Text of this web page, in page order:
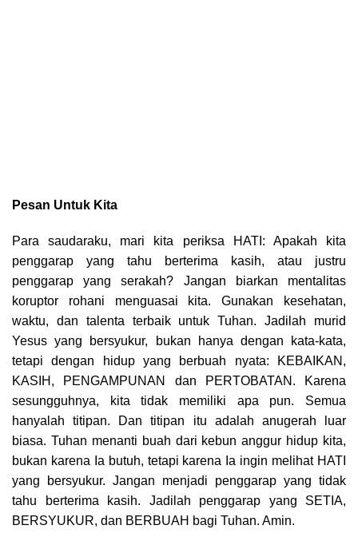
Pesan Untuk Kita
Para saudaraku, mari kita periksa HATI: Apakah kita
penggarap yang tahu berterima kasih, atau justru
penggarap yang serakah? Jangan biarkan mentalitas
koruptor rohani menguasai kita. Gunakan kesehatan,
waktu, dan talenta terbaik untuk Tuhan. Jadilah murid
Yesus yang bersyukur, bukan hanya dengan kata-kata,
tetapi dengan hidup yang berbuah nyata: KEBAIKAN,
KASIH, PENGAMPUNAN dan PERTOBATAN. Karena
sesungguhnya, kita tidak memiliki apa pun. Semua
hanyalah titipan. Dan titipan itu adalah anugerah luar
biasa. Tuhan menanti buah dari kebun anggur hidup kita,
bukan karena Ia butuh, tetapi karena Ia ingin melihat HATI
yang bersyukur. Jangan menjadi penggarap yang tidak
tahu berterima kasih. Jadilah penggarap yang SETIA,
BERSYUKUR, dan BERBUAH bagi Tuhan. Amin.